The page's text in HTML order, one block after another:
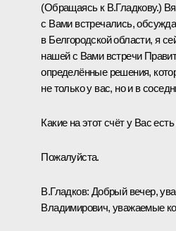
(Обращаясь к В.Гладкову.)
с Вами встречались,
в Белгородской области, я
нашей с Вами встречи
определённые решения,
не только у вас, но и в
Какие на этот счёт у Вас
Пожалуйста.
В.Гладков: Добрый вечер,
Владимирович, уважаемые